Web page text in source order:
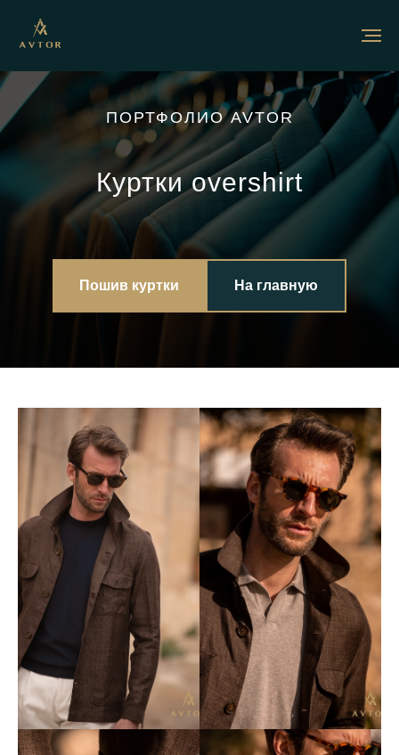
ПОРТФОЛИО AVTOR
Куртки overshirt
Пошив куртки На главную